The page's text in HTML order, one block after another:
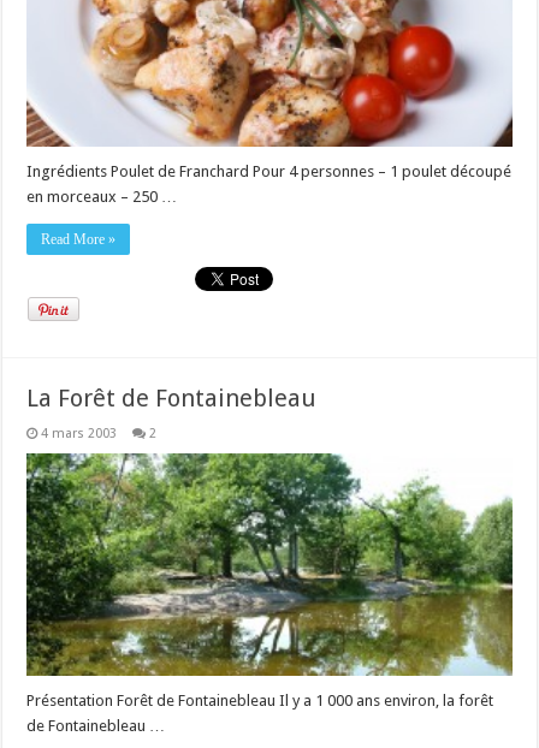
Ingrédients Poulet de Franchard Pour 4 personnes – 1 poulet découpé
en morceaux – 250 …
Read More »
La Forêt de Fontainebleau
4 mars 2003 2
Présentation Forêt de Fontainebleau Il y a 1 000 ans environ, la forêt
de Fontainebleau …